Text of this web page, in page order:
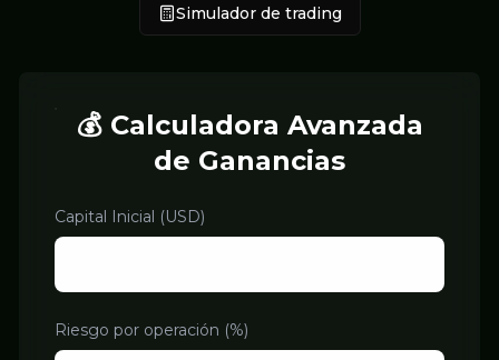
Simulador de trading
💰 Calculadora Avanzada
de Ganancias
Capital Inicial (USD)
Riesgo por operación (%)